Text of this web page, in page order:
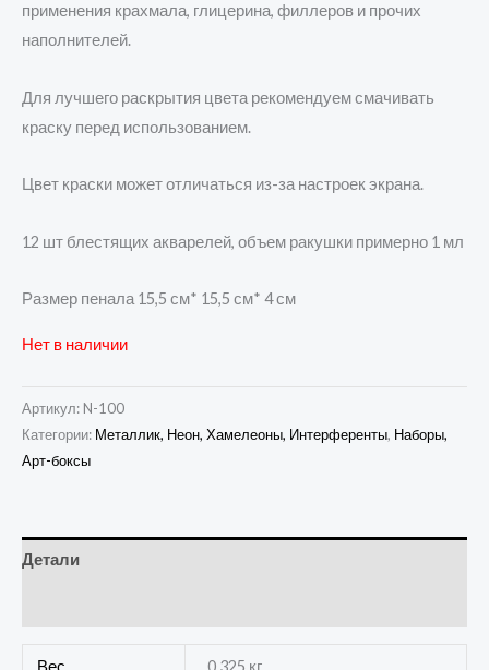
применения крахмала, глицерина, филлеров и прочих
наполнителей.
Для лучшего раскрытия цвета рекомендуем смачивать
краску перед использованием.
Цвет краски может отличаться из-за настроек экрана.
12 шт блестящих акварелей, объем ракушки примерно 1 мл
Размер пенала 15,5 см* 15,5 см* 4 см
Нет в наличии
Артикул: N-100
Категории: Металлик, Неон, Хамелеоны, Интерференты, Наборы,
Арт-боксы
Детали
Вес 0,325 кг